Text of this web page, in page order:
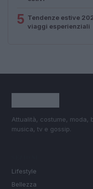
5 Tendenze estive
viaggi esperienziali
Attualità, costume, moda,
musica, tv e gossip.
Lifestyle
Bellezza